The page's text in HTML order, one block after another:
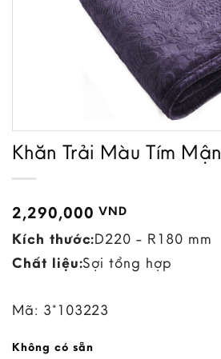
Khăn Trải Màu Tím Mận
2,290,000VND
Kích thước:D220 - R180 mm
Chất liệu:Sợi tổng hợp
Mã: 3*103223
Không có sẵn